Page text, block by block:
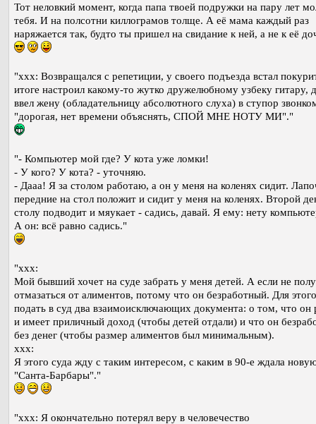
Тот неловкий момент, когда папа твоей подружки на пару лет
тебя. И на полсотни киллограмов толще. А её мама каждый раз
наряжается так, будто ты пришел на свидание к ней, а не к её
"xxx: Возвращался с репетиции, у своего подъезда встал
итоге настроил какому-то жутко дружелюбному узбеку гитару,
ввел жену (обладательницу абсолютного слуха) в ступор
"дорогая, нет времени объяснять, СПОЙ МНЕ НОТУ МИ"."
"- Компьютер мой где? У кота уже ломки!
- У кого? У кота? - уточняю.
- Дааа! Я за столом работаю, а он у меня на коленях сидит.
передние на стол положит и сидит у меня на коленях. Второй
столу подводит и мяукает - садись, давай. Я ему: нету
А он: всё равно садись."
"xxx:
Мой бывший хочет на суде забрать у меня детей. А если не
отмазаться от алиментов, потому что он безработный. Для
подать в суд два взаимоисключающих документа: о том, что он
и имеет приличный доход (чтобы детей отдали) и что он
без денег (чтобы размер алиментов был минимальным).
xxx:
Я этого суда жду с таким интересом, с каким в 90-е ждала
"Санта-Барбары"."
"ххх: Я окончательно потерял веру в человечество